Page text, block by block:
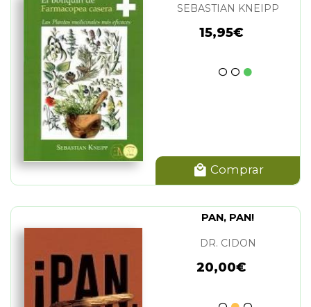
SEBASTIAN KNEIPP
15,95€
Comprar
PAN, PAN!
DR. CIDON
20,00€